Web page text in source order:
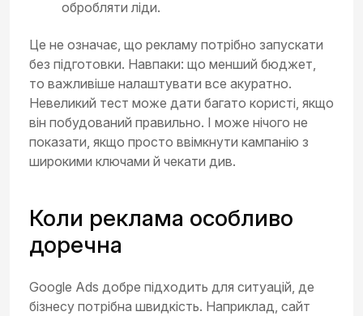
обробляти ліди.
Це не означає, що рекламу потрібно запускати
без підготовки. Навпаки: що менший бюджет,
то важливіше налаштувати все акуратно.
Невеликий тест може дати багато користі, якщо
він побудований правильно. І може нічого не
показати, якщо просто ввімкнути кампанію з
широкими ключами й чекати див.
Коли реклама особливо
доречна
Google Ads добре підходить для ситуацій, де
бізнесу потрібна швидкість. Наприклад, сайт